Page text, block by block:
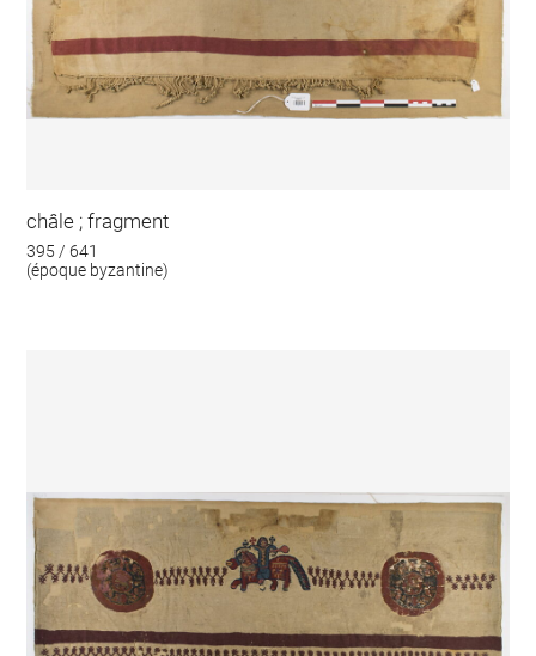
châle ; fragment
395 / 641
(époque byzantine)